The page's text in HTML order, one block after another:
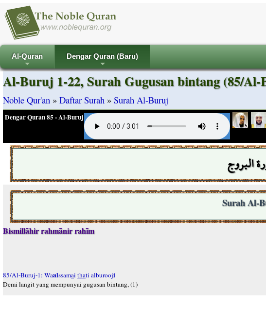
+
Al-Quran
+
Dengar Quran (Baru)
Al-Buruj 1-22, Surah Gugusan bintang (85/
Noble Qur'an » Daftar Surah » Surah Al-Buruj
Dengar Quran 85 - Al-Buruj
البروج
Surah Al-
Bismillāhir rahmānir rahīm
85/Al-Buruj-1: Waalssamai thati alburooji
Demi langit yang mempunyai gugusan bintang, (1)